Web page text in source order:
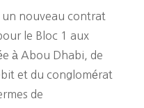
un nouveau contrat
le Bloc 1 aux
à Abou Dhabi, de
et du conglomérat
de